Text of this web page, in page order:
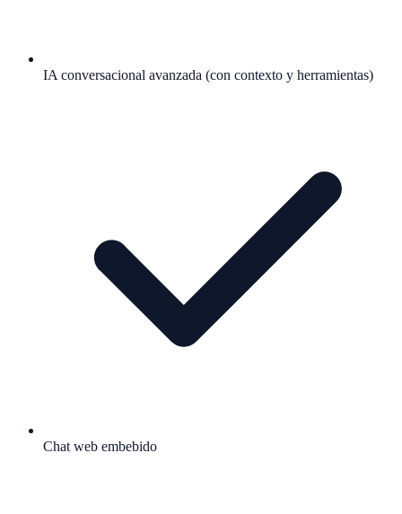
IA conversacional avanzada (con contexto y herramientas)
Chat web embebido